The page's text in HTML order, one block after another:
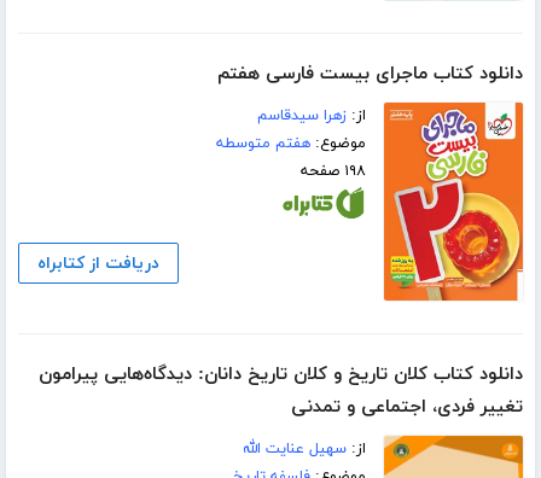
دانلود کتاب ماجرای بیست فارسی هفتم
از:زهرا سیدقاسم
موضوع:هفتم متوسطه
۱۹۸ صفحه
دریافت از کتابراه
دانلود کتاب کلان تاریخ و کلان تاریخ دانان: دیدگاه‌هایی پیرامون
تغییر فردی، اجتماعی و تمدنی
از:سهیل عنایت الله